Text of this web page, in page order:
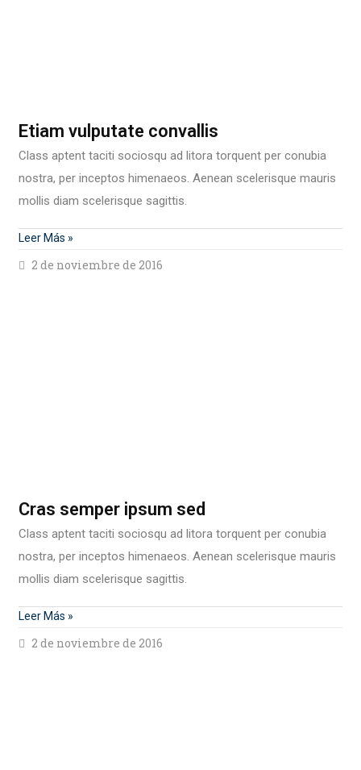
Etiam vulputate convallis
Class aptent taciti sociosqu ad litora torquent per conubia
nostra, per inceptos himenaeos. Aenean scelerisque mauris
mollis diam scelerisque sagittis.
Leer Más »
2 de noviembre de 2016
Cras semper ipsum sed
Class aptent taciti sociosqu ad litora torquent per conubia
nostra, per inceptos himenaeos. Aenean scelerisque mauris
mollis diam scelerisque sagittis.
Leer Más »
2 de noviembre de 2016